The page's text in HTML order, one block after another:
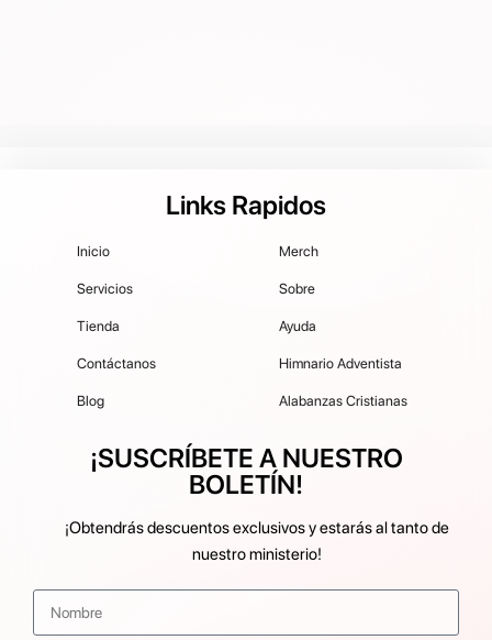
Links Rapidos
Inicio
Servicios
Tienda
Contáctanos
Blog
Merch
Sobre
Ayuda
Himnario Adventista
Alabanzas Cristianas
¡SUSCRÍBETE A NUESTRO
BOLETÍN!
¡Obtendrás descuentos exclusivos y estarás al tanto de
nuestro ministerio!